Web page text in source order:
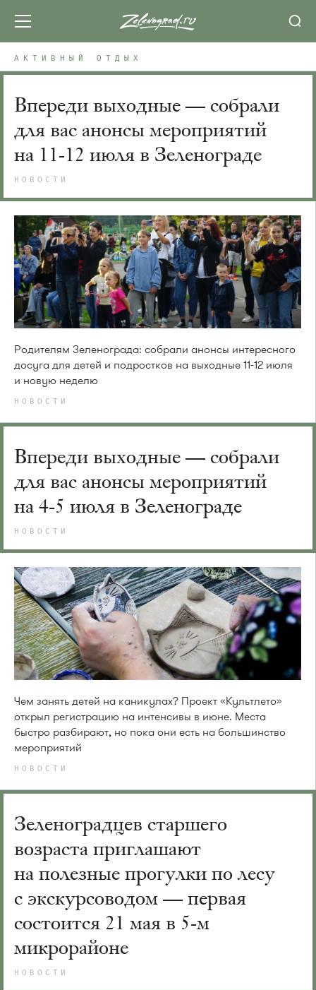
АКТИВНЫЙ ОТДЫХ
Впереди выходные — собрали
для вас анонсы мероприятий
на 11-12 июля в Зеленограде
НОВОСТИ
Родителям Зеленограда: собрали анонсы интересного
досуга для детей и подростков на выходные 11-12 июля
и новую неделю
НОВОСТИ
Впереди выходные — собрали
для вас анонсы мероприятий
на 4-5 июля в Зеленограде
НОВОСТИ
Чем занять детей на каникулах? Проект «Культлето»
открыл регистрацию на интенсивы в июне. Места
быстро разбирают, но пока они есть на большинство
мероприятий
НОВОСТИ
Зеленоградцев старшего
возраста приглашают
на полезные прогулки по лесу
с экскурсоводом — первая
состоится 21 мая в 5-м
микрорайоне
НОВОСТИ